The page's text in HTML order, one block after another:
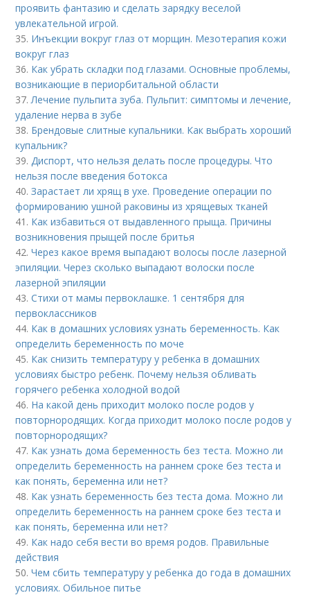
проявить фантазию и сделать зарядку веселой
увлекательной игрой.
35. Инъекции вокруг глаз от морщин. Мезотерапия кожи
вокруг глаз
36. Как убрать складки под глазами. Основные проблемы,
возникающие в периорбитальной области
37. Лечение пульпита зуба. Пульпит: симптомы и лечение,
удаление нерва в зубе
38. Брендовые слитные купальники. Как выбрать хороший
купальник?
39. Диспорт, что нельзя делать после процедуры. Что
нельзя после введения ботокса
40.Зарастает ли хрящ в ухе. Проведение операции по
формированию ушной раковины из хрящевых тканей
41. Как избавиться от выдавленного прыща. Причины
возникновения прыщей после бритья
42.Через какое время выпадают волосы после лазерной
эпиляции. Через сколько выпадают волоски после
лазерной эпиляции
43.Стихи от мамы первоклашке. 1 сентября для
первоклассников
44. Как в домашних условиях узнать беременность. Как
определить беременность по моче
45. Как снизить температуру у ребенка в домашних
условиях быстро ребенк. Почему нельзя обливать
горячего ребенка холодной водой
46. На какой день приходит молоко после родов у
повторнородящих. Когда приходит молоко после родов у
повторнородящих?
47. Как узнать дома беременность без теста. Можно ли
определить беременность на раннем сроке без теста и
как понять, беременна или нет?
48. Как узнать беременность без теста дома. Можно ли
определить беременность на раннем сроке без теста и
как понять, беременна или нет?
49. Как надо себя вести во время родов. Правильные
действия
50.Чем сбить температуру у ребенка до года в домашних
условиях. Обильное питье